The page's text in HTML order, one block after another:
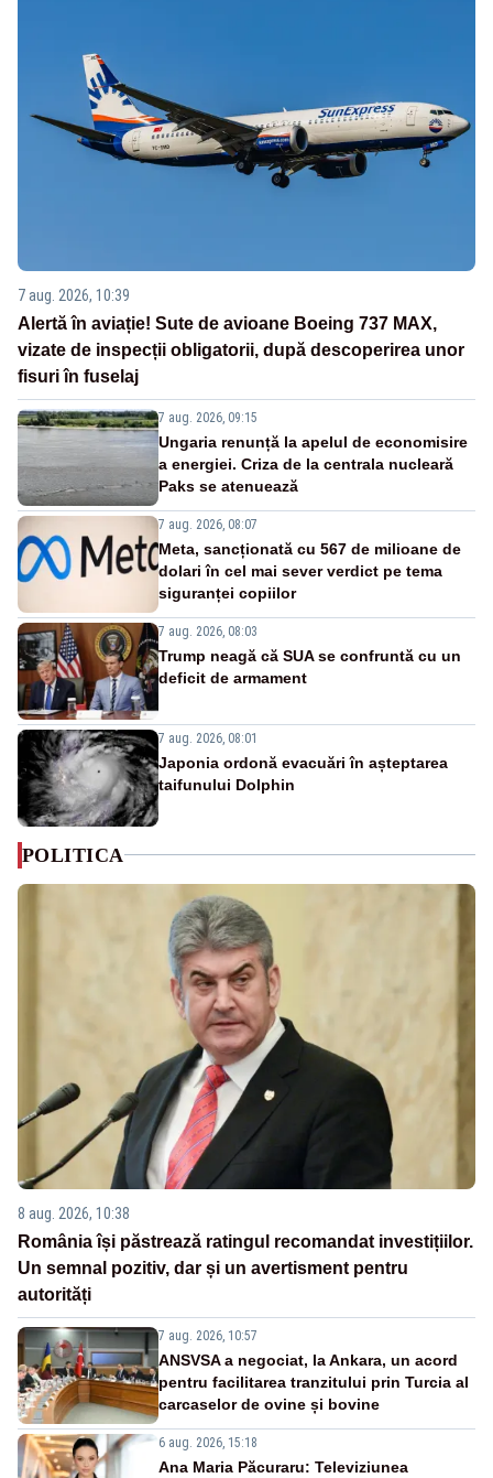
7 aug. 2026, 10:39
Alertă în aviație! Sute de avioane Boeing 737 MAX,
vizate de inspecții obligatorii, după descoperirea unor
fisuri în fuselaj
7 aug. 2026, 09:15
Ungaria renunță la apelul de economisire
a energiei. Criza de la centrala nucleară
Paks se atenuează
7 aug. 2026, 08:07
Meta, sancționată cu 567 de milioane de
dolari în cel mai sever verdict pe tema
siguranței copiilor
7 aug. 2026, 08:03
Trump neagă că SUA se confruntă cu un
deficit de armament
7 aug. 2026, 08:01
Japonia ordonă evacuări în așteptarea
taifunului Dolphin
POLITICA
8 aug. 2026, 10:38
România își păstrează ratingul recomandat investițiilor.
Un semnal pozitiv, dar și un avertisment pentru
autorități
7 aug. 2026, 10:57
ANSVSA a negociat, la Ankara, un acord
pentru facilitarea tranzitului prin Turcia al
carcaselor de ovine și bovine
6 aug. 2026, 15:18
Ana Maria Păcuraru: Televiziunea